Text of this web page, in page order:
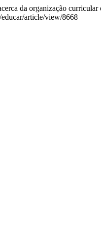
da organização
article/view/8668